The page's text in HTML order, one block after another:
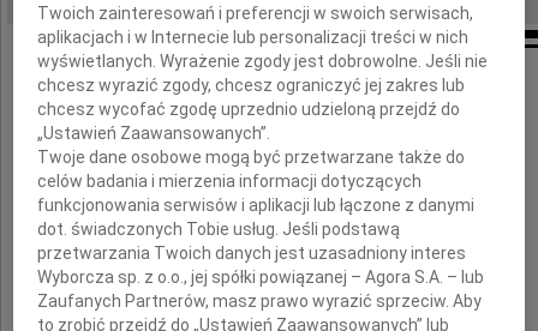
12 maja 2026 roku zmarł
Karol Szyndzielorz
24.11.1936-12.05.2026
Twoich zainteresowań i preferencji w swoich serwisach,
aplikacjach i w Internecie lub personalizacji treści w nich
wyświetlanych. Wyrażenie zgody jest dobrowolne. Jeśli nie
chcesz wyrazić zgody, chcesz ograniczyć jej zakres lub
chcesz wycofać zgodę uprzednio udzieloną przejdź do
„Ustawień Zaawansowanych”.
Twoje dane osobowe mogą być przetwarzane także do
celów badania i mierzenia informacji dotyczących
funkcjonowania serwisów i aplikacji lub łączone z danymi
dot. świadczonych Tobie usług. Jeśli podstawą
przetwarzania Twoich danych jest uzasadniony interes
Wyborcza sp. z o.o., jej spółki powiązanej – Agora S.A. – lub
Zaufanych Partnerów, masz prawo wyrazić sprzeciw. Aby
to zrobić przejdź do „Ustawień Zaawansowanych” lub